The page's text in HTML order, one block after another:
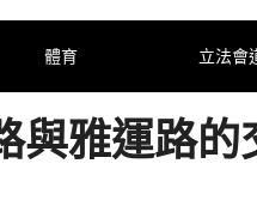
體育 立法會
與雅運路的